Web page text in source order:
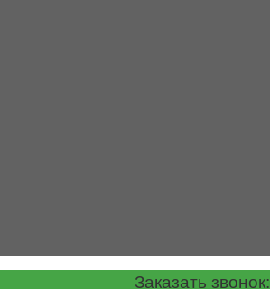
Заказать звонок: